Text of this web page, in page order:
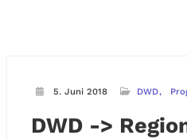
5. Juni 2018 DWD
DWD ->